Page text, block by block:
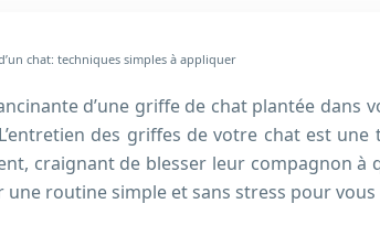
chat: techniques simples à appliquer
d’une griffe de chat plantée
des griffes de votre chat est
craignant de blesser leur compagnon
routine simple et sans stress pour vous